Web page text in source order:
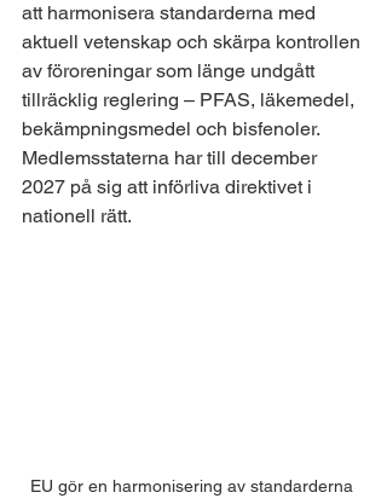
att harmonisera standarderna med
aktuell vetenskap och skärpa kontrollen
av föroreningar som länge undgått
tillräcklig reglering – PFAS, läkemedel,
bekämpningsmedel och bisfenoler.
Medlemsstaterna har till december
2027 på sig att införliva direktivet i
nationell rätt.
EU gör en harmonisering av standarderna